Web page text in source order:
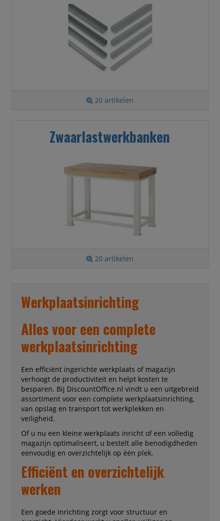
20 artikelen
Zwaarlastwerkbanken
20 artikelen
Werkplaatsinrichting
Alles voor een complete
werkplaatsinrichting
Een efficiënt ingerichte werkplaats of magazijn
verhoogt de productiviteit en helpt kosten te
besparen. Bij DiscountOffice.nl vindt u een uitgebreid
assortiment voor een complete werkplaatsinrichting,
van opslag en transport tot werkplekken en
veiligheid.
Of u nu een kleine werkplaats inricht of een volledig
magazijn optimaliseert, u bestelt alle benodigdheden
eenvoudig en overzichtelijk op één plek.
Efficiënt en overzichtelijk
werken
Een goede inrichting zorgt voor structuur en